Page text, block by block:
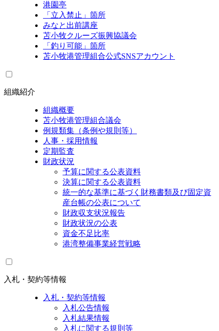
港園亭
「立入禁止」箇所
みなと出前講座
苫小牧クルーズ振興協議会
「釣り可能」箇所
苫小牧港管理組合公式SNSアカウント
組織紹介
組織概要
苫小牧港管理組合議会
例規類集（条例や規則等）
人事・採用情報
定期監査
財政状況
予算に関する公表資料
決算に関する公表資料
統一的な基準に基づく財務書類及び固定資
産台帳の公表について
財政収支状況報告
財政状況の公表
資金不足比率
港湾整備事業経営戦略
入札・契約等情報
入札・契約等情報
入札公告情報
入札結果情報
入札に関する規則等